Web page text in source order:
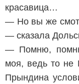
красавица…
— Но вы же
— сказала
— Помню,
моя, ведь то не
Прындина